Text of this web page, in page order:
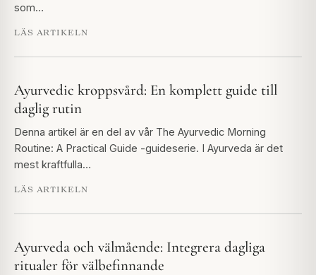
som…
LÄS ARTIKELN
Ayurvedic kroppsvård: En komplett guide till
daglig rutin
Denna artikel är en del av vår The Ayurvedic Morning
Routine: A Practical Guide -guideserie. I Ayurveda är det
mest kraftfulla…
LÄS ARTIKELN
Ayurveda och välmående: Integrera dagliga
ritualer för välbefinnande